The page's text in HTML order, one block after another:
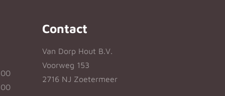
Contact
Van Dorp Hout B.V.
Voorweg 153
2716 NJ Zoetermeer